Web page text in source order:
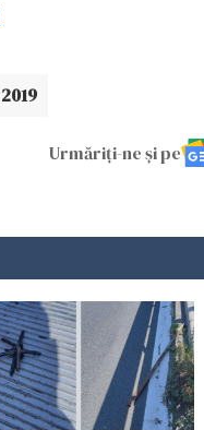
Urmăriți-ne și pe